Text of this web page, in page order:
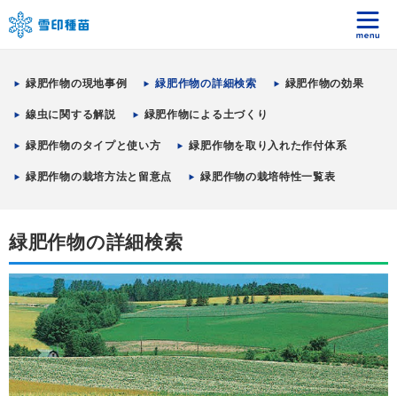
緑肥作物の現地事例 緑肥作物の詳細検索 緑肥作物の効果
線虫に関する解説 緑肥作物による土づくり
緑肥作物のタイプと使い方 緑肥作物を取り入れた作付体系
緑肥作物の栽培方法と留意点 緑肥作物の栽培特性一覧表
緑肥作物の詳細検索